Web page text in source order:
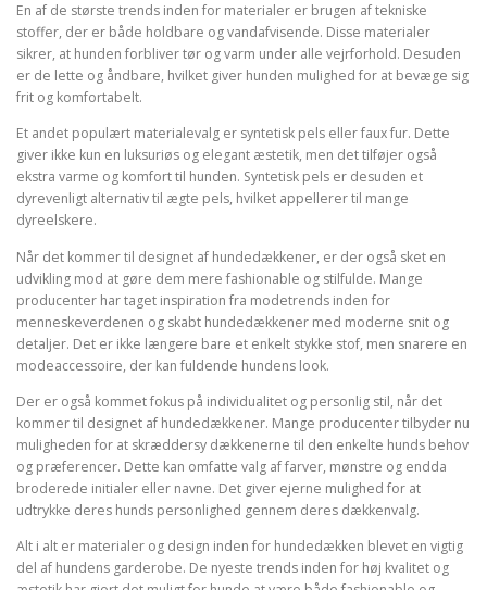
En af de største trends inden for materialer er brugen af tekniske
stoffer, der er både holdbare og vandafvisende. Disse materialer
sikrer, at hunden forbliver tør og varm under alle vejrforhold. Desuden
er de lette og åndbare, hvilket giver hunden mulighed for at bevæge sig
frit og komfortabelt.
Et andet populært materialevalg er syntetisk pels eller faux fur. Dette
giver ikke kun en luksuriøs og elegant æstetik, men det tilføjer også
ekstra varme og komfort til hunden. Syntetisk pels er desuden et
dyrevenligt alternativ til ægte pels, hvilket appellerer til mange
dyreelskere.
Når det kommer til designet af hundedækkener, er der også sket en
udvikling mod at gøre dem mere fashionable og stilfulde. Mange
producenter har taget inspiration fra modetrends inden for
menneskeverdenen og skabt hundedækkener med moderne snit og
detaljer. Det er ikke længere bare et enkelt stykke stof, men snarere en
modeaccessoire, der kan fuldende hundens look.
Der er også kommet fokus på individualitet og personlig stil, når det
kommer til designet af hundedækkener. Mange producenter tilbyder nu
muligheden for at skræddersy dækkenerne til den enkelte hunds behov
og præferencer. Dette kan omfatte valg af farver, mønstre og endda
broderede initialer eller navne. Det giver ejerne mulighed for at
udtrykke deres hunds personlighed gennem deres dækkenvalg.
Alt i alt er materialer og design inden for hundedækken blevet en vigtig
del af hundens garderobe. De nyeste trends inden for høj kvalitet og